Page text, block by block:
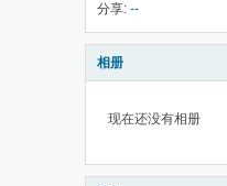
分享: --
相册
现在还没有相册